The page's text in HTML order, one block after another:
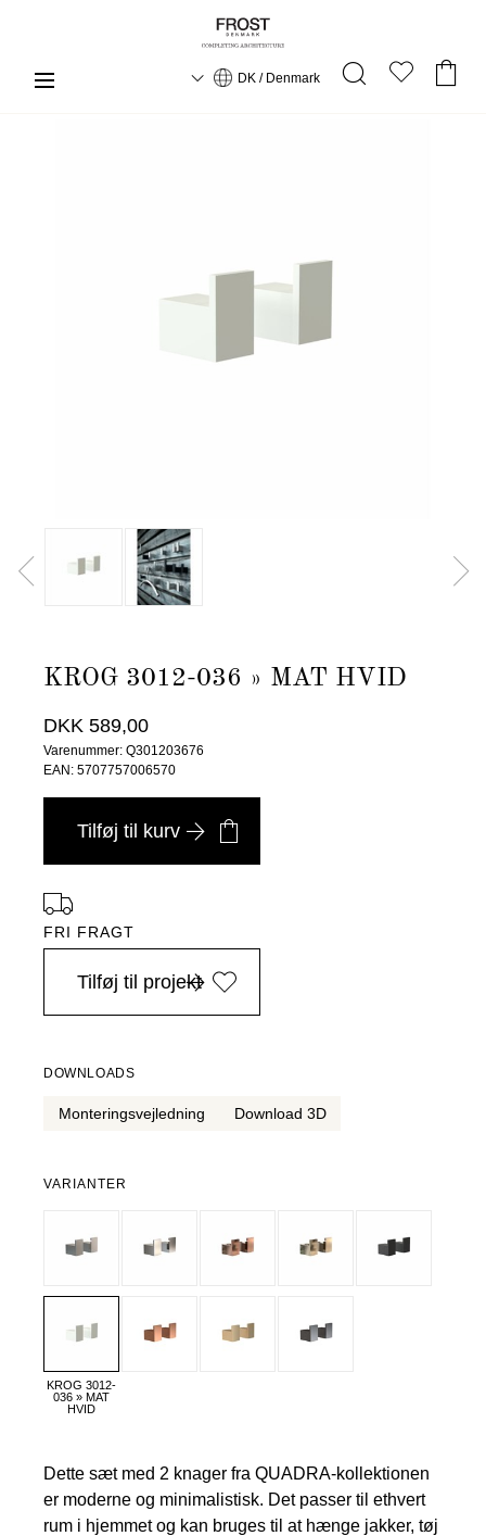
DK / Denmark
KROG 3012-036 » MAT HVID
DKK 589,00
Varenummer: Q301203676
EAN: 5707757006570
Tilføj til kurv
FRI FRAGT
i Danmark ved køb over 4.999 DKK, -
Tilføj til projekt
DOWNLOADS
Monteringsvejledning Download 3D
VARIANTER
KROG 3012-
036 » MAT
HVID
Dette sæt med 2 knager fra QUADRA-kollektionen
er moderne og minimalistisk. Det passer til ethvert
rum i hjemmet og kan bruges til at hænge jakker, tøj